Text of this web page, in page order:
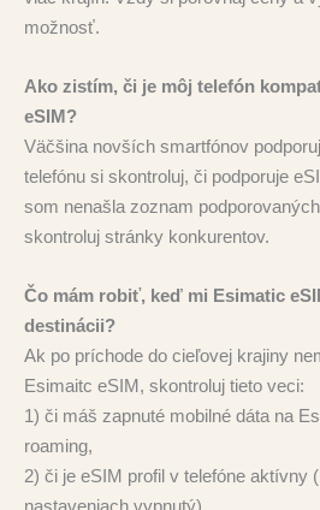
možnosť.
Ako zistím, či je môj telefón
eSIM?
Väčšina novších smartfónov
telefónu si skontroluj, či podporuje
som nenašla zoznam
skontroluj stránky konkurentov.
Čo mám robiť, keď mi Esimatic
destinácii?
Ak po príchode do cieľovej krajiny
Esimaitc eSIM, skontroluj tieto veci:
1) či máš zapnuté mobilné dáta na
roaming,
2) či je eSIM profil v telefóne aktívny
nastaveniach vypnutý).